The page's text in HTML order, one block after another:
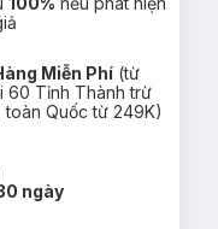
Miễn Phí (từ
60 Tỉnh Thành trừ
toàn Quốc từ 249K)
ngày